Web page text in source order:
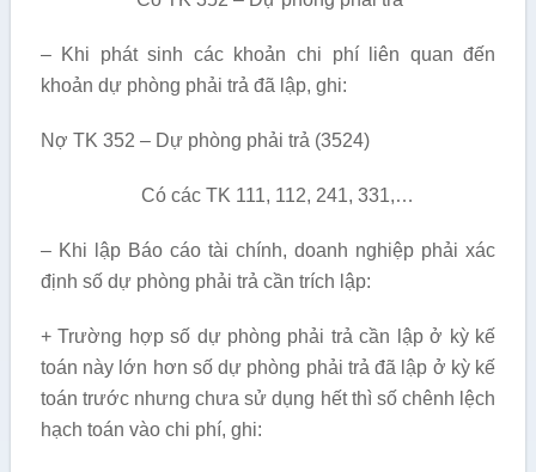
– Khi phát sinh các khoản chi phí liên quan đến
khoản dự phòng phải trả đã lập, ghi:
Nợ TK 352 – Dự phòng phải trả (3524)
Có các TK 111, 112, 241, 331,…
– Khi lập Báo cáo tài chính, doanh nghiệp phải xác
định số dự phòng phải trả cần trích lập:
+ Trường hợp số dự phòng phải trả cần lập ở kỳ kế
toán này lớn hơn số dự phòng phải trả đã lập ở kỳ kế
toán trước nhưng chưa sử dụng hết thì số chênh lệch
hạch toán vào chi phí, ghi: